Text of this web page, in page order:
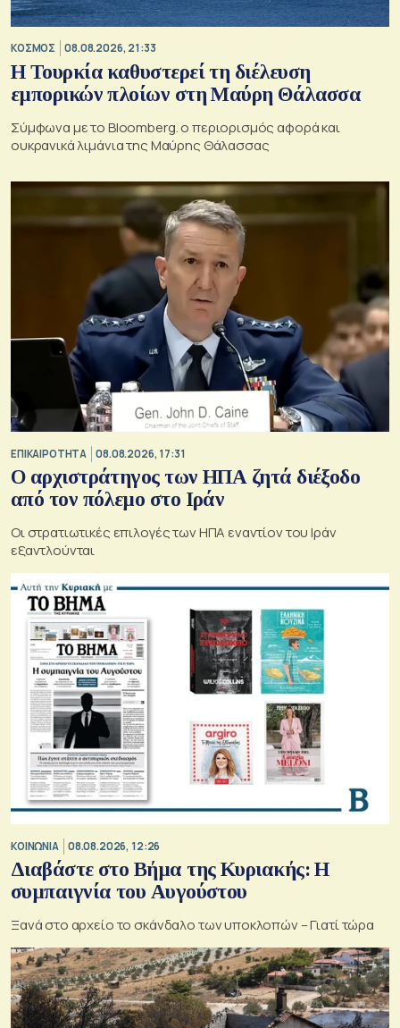
ΚΟΣΜΟΣ 08.08.2026, 21:33
Η Τουρκία καθυστερεί τη διέλευση
εμπορικών πλοίων στη Μαύρη Θάλασσα
Σύμφωνα με το Bloomberg. ο περιορισμός αφορά και
ουκρανικά λιμάνια της Μαύρης Θάλασσας
ΕΠΙΚΑΙΡΟΤΗΤΑ 08.08.2026, 17:31
Ο αρχιστράτηγος των ΗΠΑ ζητά διέξοδο
από τον πόλεμο στο Ιράν
Οι στρατιωτικές επιλογές των ΗΠΑ εναντίον του Ιράν
εξαντλούνται
ΚΟΙΝΩΝΙΑ 08.08.2026, 12:26
Διαβάστε στο Βήμα της Κυριακής: Η
συμπαιγνία του Αυγούστου
Ξανά στο αρχείο το σκάνδαλο των υποκλοπών – Γιατί τώρα